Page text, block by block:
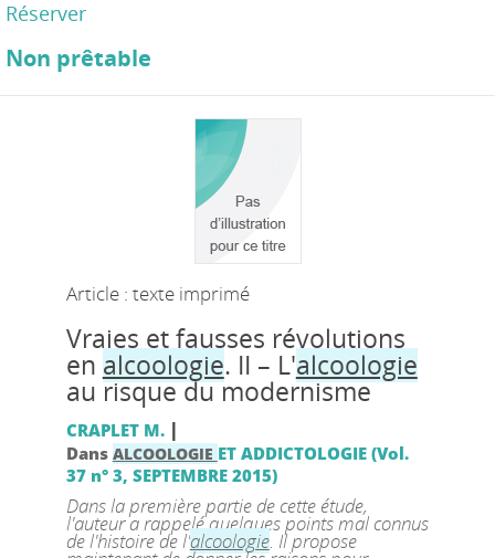
Réserver
Non prêtable
Article : texte imprimé
Vraies et fausses révolutions
en alcoologie. II – L'alcoologie
au risque du modernisme
CRAPLET M. |
Dans ALCOOLOGIE ET ADDICTOLOGIE (Vol.
37 n° 3, SEPTEMBRE 2015)
Dans la première partie de cette étude,
l'auteur a rappelé quelques points mal connus
de l'histoire de l'alcoologie. Il propose